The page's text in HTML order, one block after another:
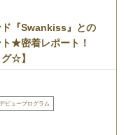
ド『Swankiss』との
★密着レポート！
☆】
ビュープログラム